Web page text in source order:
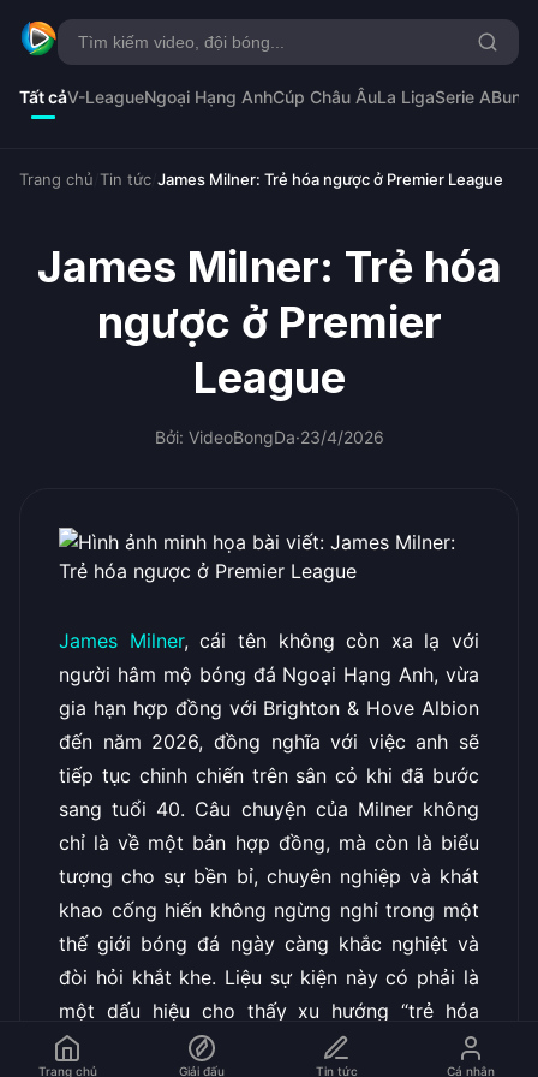
Tất cảV-LeagueNgoại Hạng AnhCúp Châu ÂuLa LigaSerie A
Trang chủ Tin tức James Milner: Trẻ hóa ngược ở Premier League
James Milner: Trẻ hóa
ngược ở Premier
League
Bởi: VideoBongDa·23/4/2026
James Milner, cái tên không còn xa lạ với
người hâm mộ bóng đá Ngoại Hạng Anh, vừa
gia hạn hợp đồng với Brighton & Hove Albion
đến năm 2026, đồng nghĩa với việc anh sẽ
tiếp tục chinh chiến trên sân cỏ khi đã bước
sang tuổi 40. Câu chuyện của Milner không
chỉ là về một bản hợp đồng, mà còn là biểu
tượng cho sự bền bỉ, chuyên nghiệp và khát
khao cống hiến không ngừng nghỉ trong một
thế giới bóng đá ngày càng khắc nghiệt và
đòi hỏi khắt khe. Liệu sự kiện này có phải là
một dấu hiệu cho thấy xu hướng “trẻ hóa
ngược” đang dần lan tỏa trong làng túc cầu
Trang chủ Giải đấu Tin tức Cá nhân